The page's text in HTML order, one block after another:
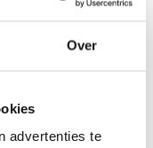
Over
advertenties te